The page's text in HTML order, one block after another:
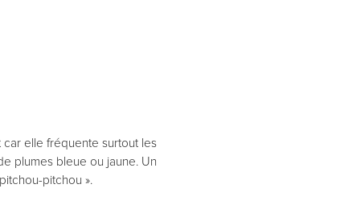
car elle fréquente surtout les
plumes bleue ou jaune. Un
pitchou ».